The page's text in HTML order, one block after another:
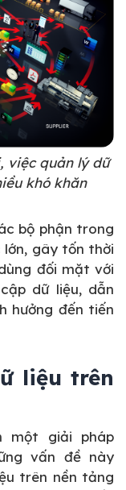
việc quản lý dữ
khó khăn
bộ phận trong
gây tốn thời
đối mặt với
dữ liệu, dẫn
hưởng đến tiến
liệu trên
một giải pháp
vấn đề này
trên nền tảng